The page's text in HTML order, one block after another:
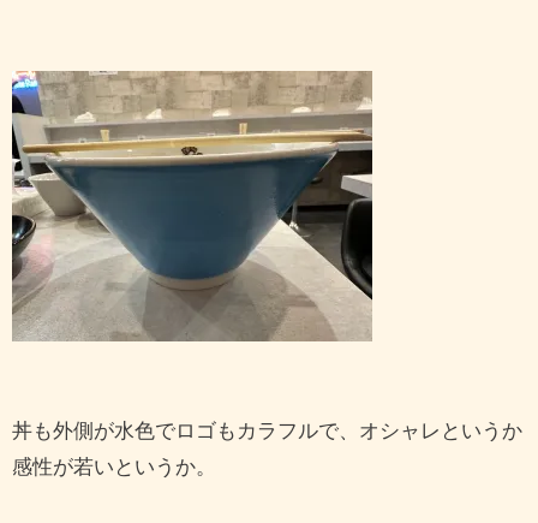
丼も外側が水色でロゴもカラフルで、オシャレというか
感性が若いというか。